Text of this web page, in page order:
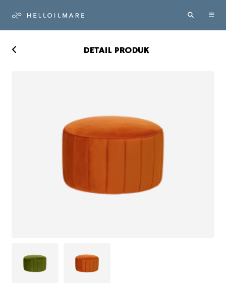
DETAIL PRODUK